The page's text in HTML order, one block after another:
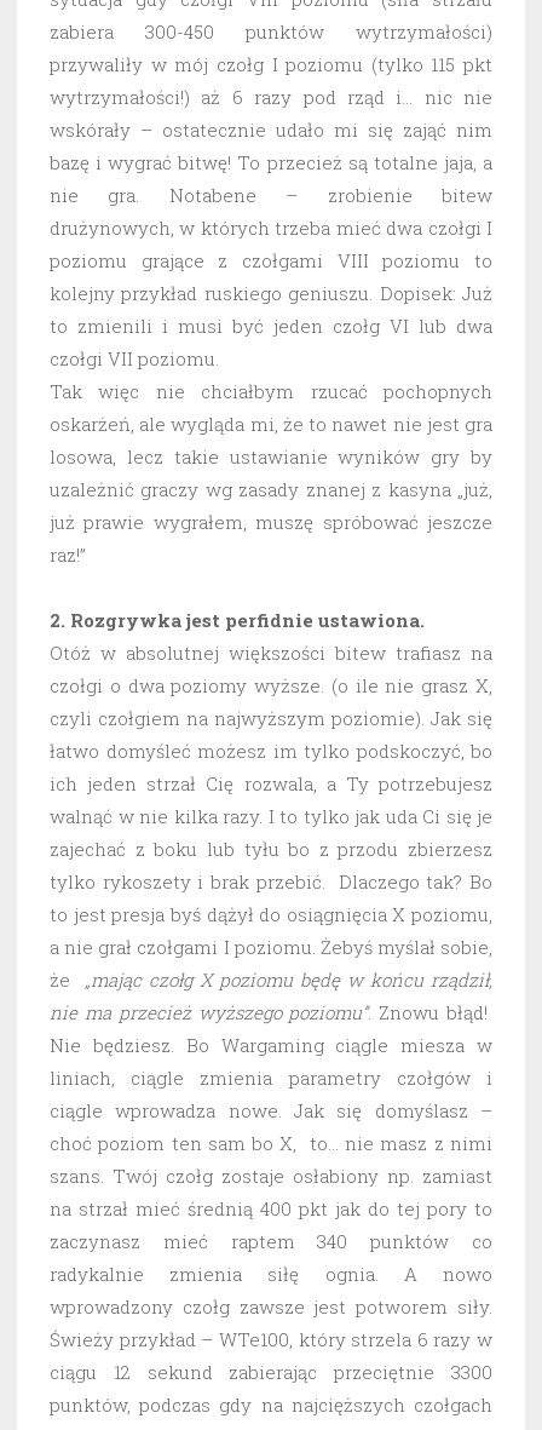
zabiera 300-450 punktów wytrzymałości)
przywaliły w mój czołg I poziomu (tylko 115 pkt
wytrzymałości!) aż 6 razy pod rząd i… nic nie
wskórały – ostatecznie udało mi się zająć nim
bazę i wygrać bitwę! To przecież są totalne jaja, a
nie gra. Notabene – zrobienie bitew
drużynowych, w których trzeba mieć dwa czołgi I
poziomu grające z czołgami VIII poziomu to
kolejny przykład ruskiego geniuszu. Dopisek: Już
to zmienili i musi być jeden czołg VI lub dwa
czołgi VII poziomu.
Tak więc nie chciałbym rzucać pochopnych
oskarżeń, ale wygląda mi, że to nawet nie jest gra
losowa, lecz takie ustawianie wyników gry by
uzależnić graczy wg zasady znanej z kasyna „już,
już prawie wygrałem, muszę spróbować jeszcze
raz!”
2. Rozgrywka jest perfidnie ustawiona.
Otóż w absolutnej większości bitew trafiasz na
czołgi o dwa poziomy wyższe. (o ile nie grasz X,
czyli czołgiem na najwyższym poziomie). Jak się
łatwo domyśleć możesz im tylko podskoczyć, bo
ich jeden strzał Cię rozwala, a Ty potrzebujesz
walnąć w nie kilka razy. I to tylko jak uda Ci się je
zajechać z boku lub tyłu bo z przodu zbierzesz
tylko rykoszety i brak przebić. Dlaczego tak? Bo
to jest presja byś dążył do osiągnięcia X poziomu,
a nie grał czołgami I poziomu. Żebyś myślał sobie,
że „mając czołg X poziomu będę w końcu rządził,
nie ma przecież wyższego poziomu”. Znowu błąd!
Nie będziesz. Bo Wargaming ciągle miesza w
liniach, ciągle zmienia parametry czołgów i
ciągle wprowadza nowe. Jak się domyślasz –
choć poziom ten sam bo X, to… nie masz z nimi
szans. Twój czołg zostaje osłabiony np. zamiast
na strzał mieć średnią 400 pkt jak do tej pory to
zaczynasz mieć raptem 340 punktów co
radykalnie zmienia siłę ognia. A nowo
wprowadzony czołg zawsze jest potworem siły.
Świeży przykład – WTe100, który strzela 6 razy w
ciągu 12 sekund zabierając przeciętnie 3300
punktów, podczas gdy na najcięższych czołgach